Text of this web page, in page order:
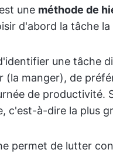
une méthode de
d'abord la tâche
une tâche
(la manger), de
de productivité.
c'est-à-dire la plus
permet de lutter